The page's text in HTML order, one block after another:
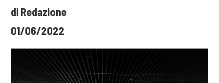
di Redazione
01/06/2022